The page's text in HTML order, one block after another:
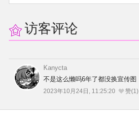
访客评论
Kanycta
不是这么懒吗6年了都没换宣传图
2023年10月24日, 11:25:20 赞(1)